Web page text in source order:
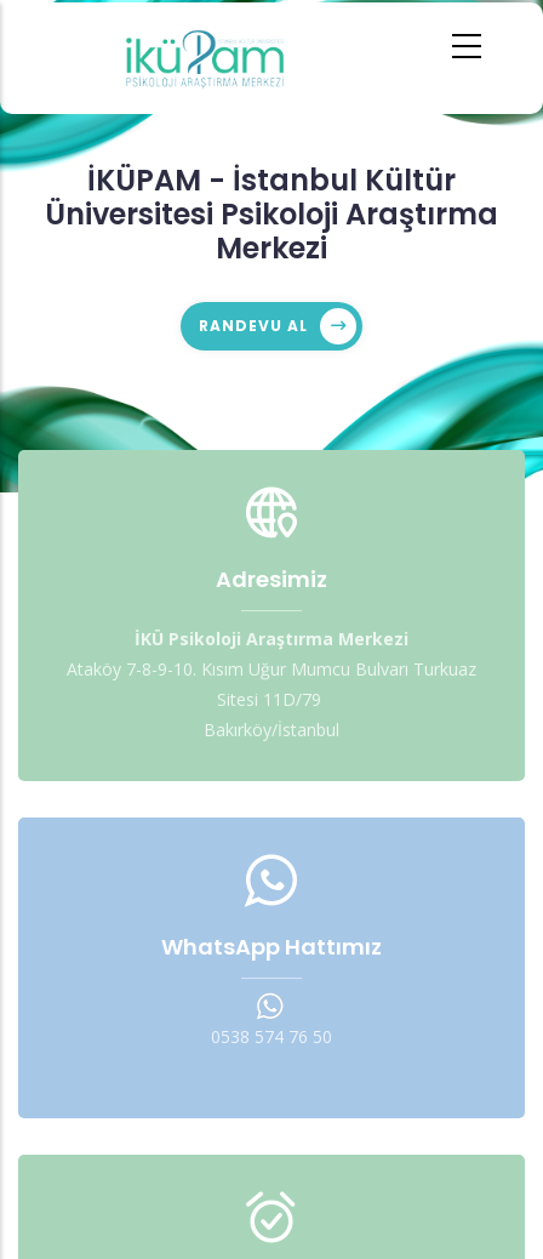
İKÜPAM - İstanbul Kültür
Üniversitesi Psikoloji Araştırma
Merkezi
RANDEVU AL
Adresimiz
İKÜ Psikoloji Araştırma Merkezi
Ataköy 7-8-9-10. Kısım Uğur Mumcu Bulvarı Turkuaz
Sitesi 11D/79
Bakırköy/İstanbul
WhatsApp Hattımız
0538 574 76 50